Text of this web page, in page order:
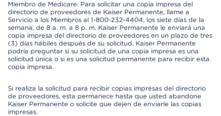
Miembro de Medicare: Para solicitar una copia impresa del
directorio de proveedores de Kaiser Permanente, llame a
Servicio a los Miembros al 1-800-232-4404, los siete días de la
semana, de 8 a. m. a 8 p. m. Kaiser Permanente le enviará una
copia impresa del directorio de proveedores en un plazo de tres
(3) días hábiles después de su solicitud. Kaiser Permanente
podría preguntar si su solicitud de una copia impresa es una
solicitud única o si es una solicitud permanente para recibir esta
copia impresa.
Si realiza la solicitud para recibir copias impresas del directorio
de proveedores, esta permanece hasta que usted abandone
Kaiser Permanente o solicite que dejen de enviarle las copias
impresas.